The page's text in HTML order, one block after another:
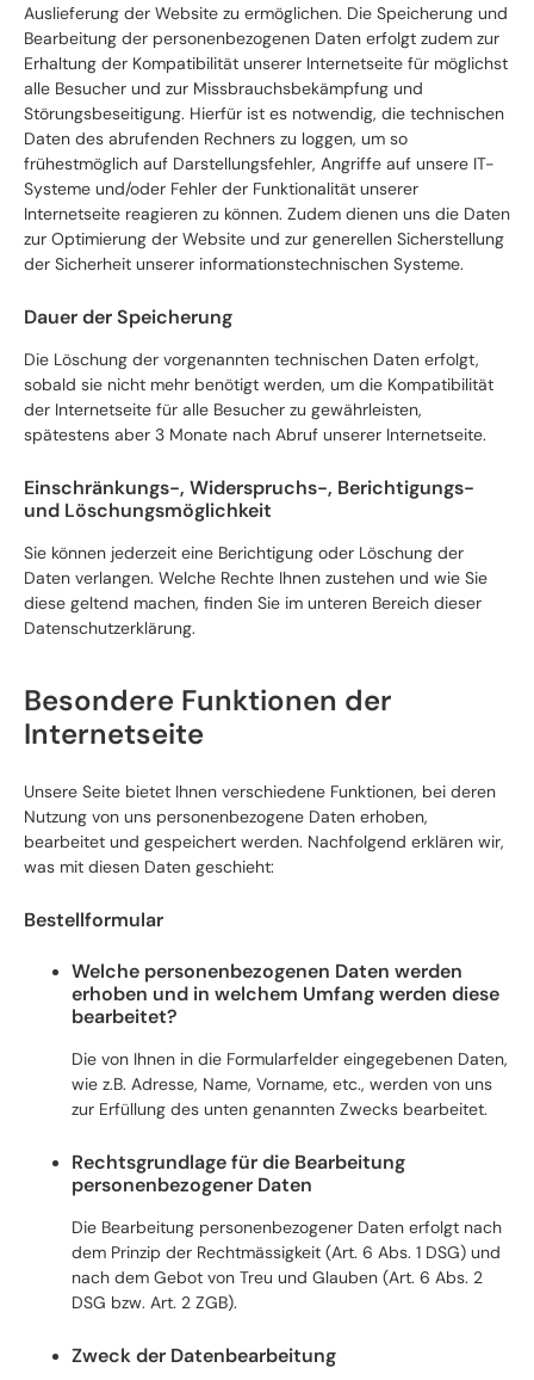
Auslieferung der Website zu ermöglichen. Die Speicherung und
Bearbeitung der personenbezogenen Daten erfolgt zudem zur
Erhaltung der Kompatibilität unserer Internetseite für möglichst
alle Besucher und zur Missbrauchsbekämpfung und
Störungsbeseitigung. Hierfür ist es notwendig, die technischen
Daten des abrufenden Rechners zu loggen, um so
frühestmöglich auf Darstellungsfehler, Angriffe auf unsere IT-
Systeme und/oder Fehler der Funktionalität unserer
Internetseite reagieren zu können. Zudem dienen uns die Daten
zur Optimierung der Website und zur generellen Sicherstellung
der Sicherheit unserer informationstechnischen Systeme.
Dauer der Speicherung
Die Löschung der vorgenannten technischen Daten erfolgt,
sobald sie nicht mehr benötigt werden, um die Kompatibilität
der Internetseite für alle Besucher zu gewährleisten,
spätestens aber 3 Monate nach Abruf unserer Internetseite.
Einschränkungs-, Widerspruchs-, Berichtigungs-
und Löschungsmöglichkeit
Sie können jederzeit eine Berichtigung oder Löschung der
Daten verlangen. Welche Rechte Ihnen zustehen und wie Sie
diese geltend machen, finden Sie im unteren Bereich dieser
Datenschutzerklärung.
Besondere Funktionen der
Internetseite
Unsere Seite bietet Ihnen verschiedene Funktionen, bei deren
Nutzung von uns personenbezogene Daten erhoben,
bearbeitet und gespeichert werden. Nachfolgend erklären wir,
was mit diesen Daten geschieht:
Bestellformular
Welche personenbezogenen Daten werden
erhoben und in welchem Umfang werden diese
bearbeitet?
Die von Ihnen in die Formularfelder eingegebenen Daten,
wie z.B. Adresse, Name, Vorname, etc., werden von uns
zur Erfüllung des unten genannten Zwecks bearbeitet.
Rechtsgrundlage für die Bearbeitung
personenbezogener Daten
Die Bearbeitung personenbezogener Daten erfolgt nach
dem Prinzip der Rechtmässigkeit (Art. 6 Abs. 1 DSG) und
nach dem Gebot von Treu und Glauben (Art. 6 Abs. 2
DSG bzw. Art. 2 ZGB).
Zweck der Datenbearbeitung